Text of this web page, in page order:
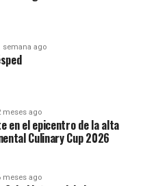
semana ago
meses ago
en el epicentro de la alta
Culinary Cup 2026
meses ago